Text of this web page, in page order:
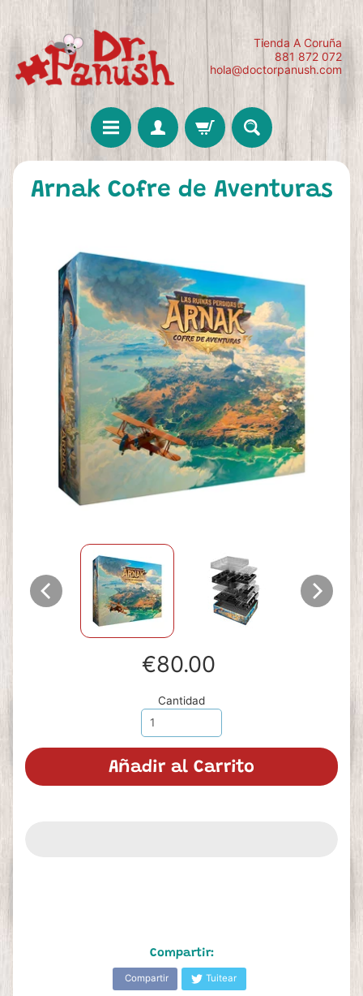
Tienda A Coruña
881 872 072
hola@doctorpanush.com
Arnak Cofre de Aventuras
€80.00
Cantidad
Añadir al Carrito
Compartir:
Compartir Tuitear